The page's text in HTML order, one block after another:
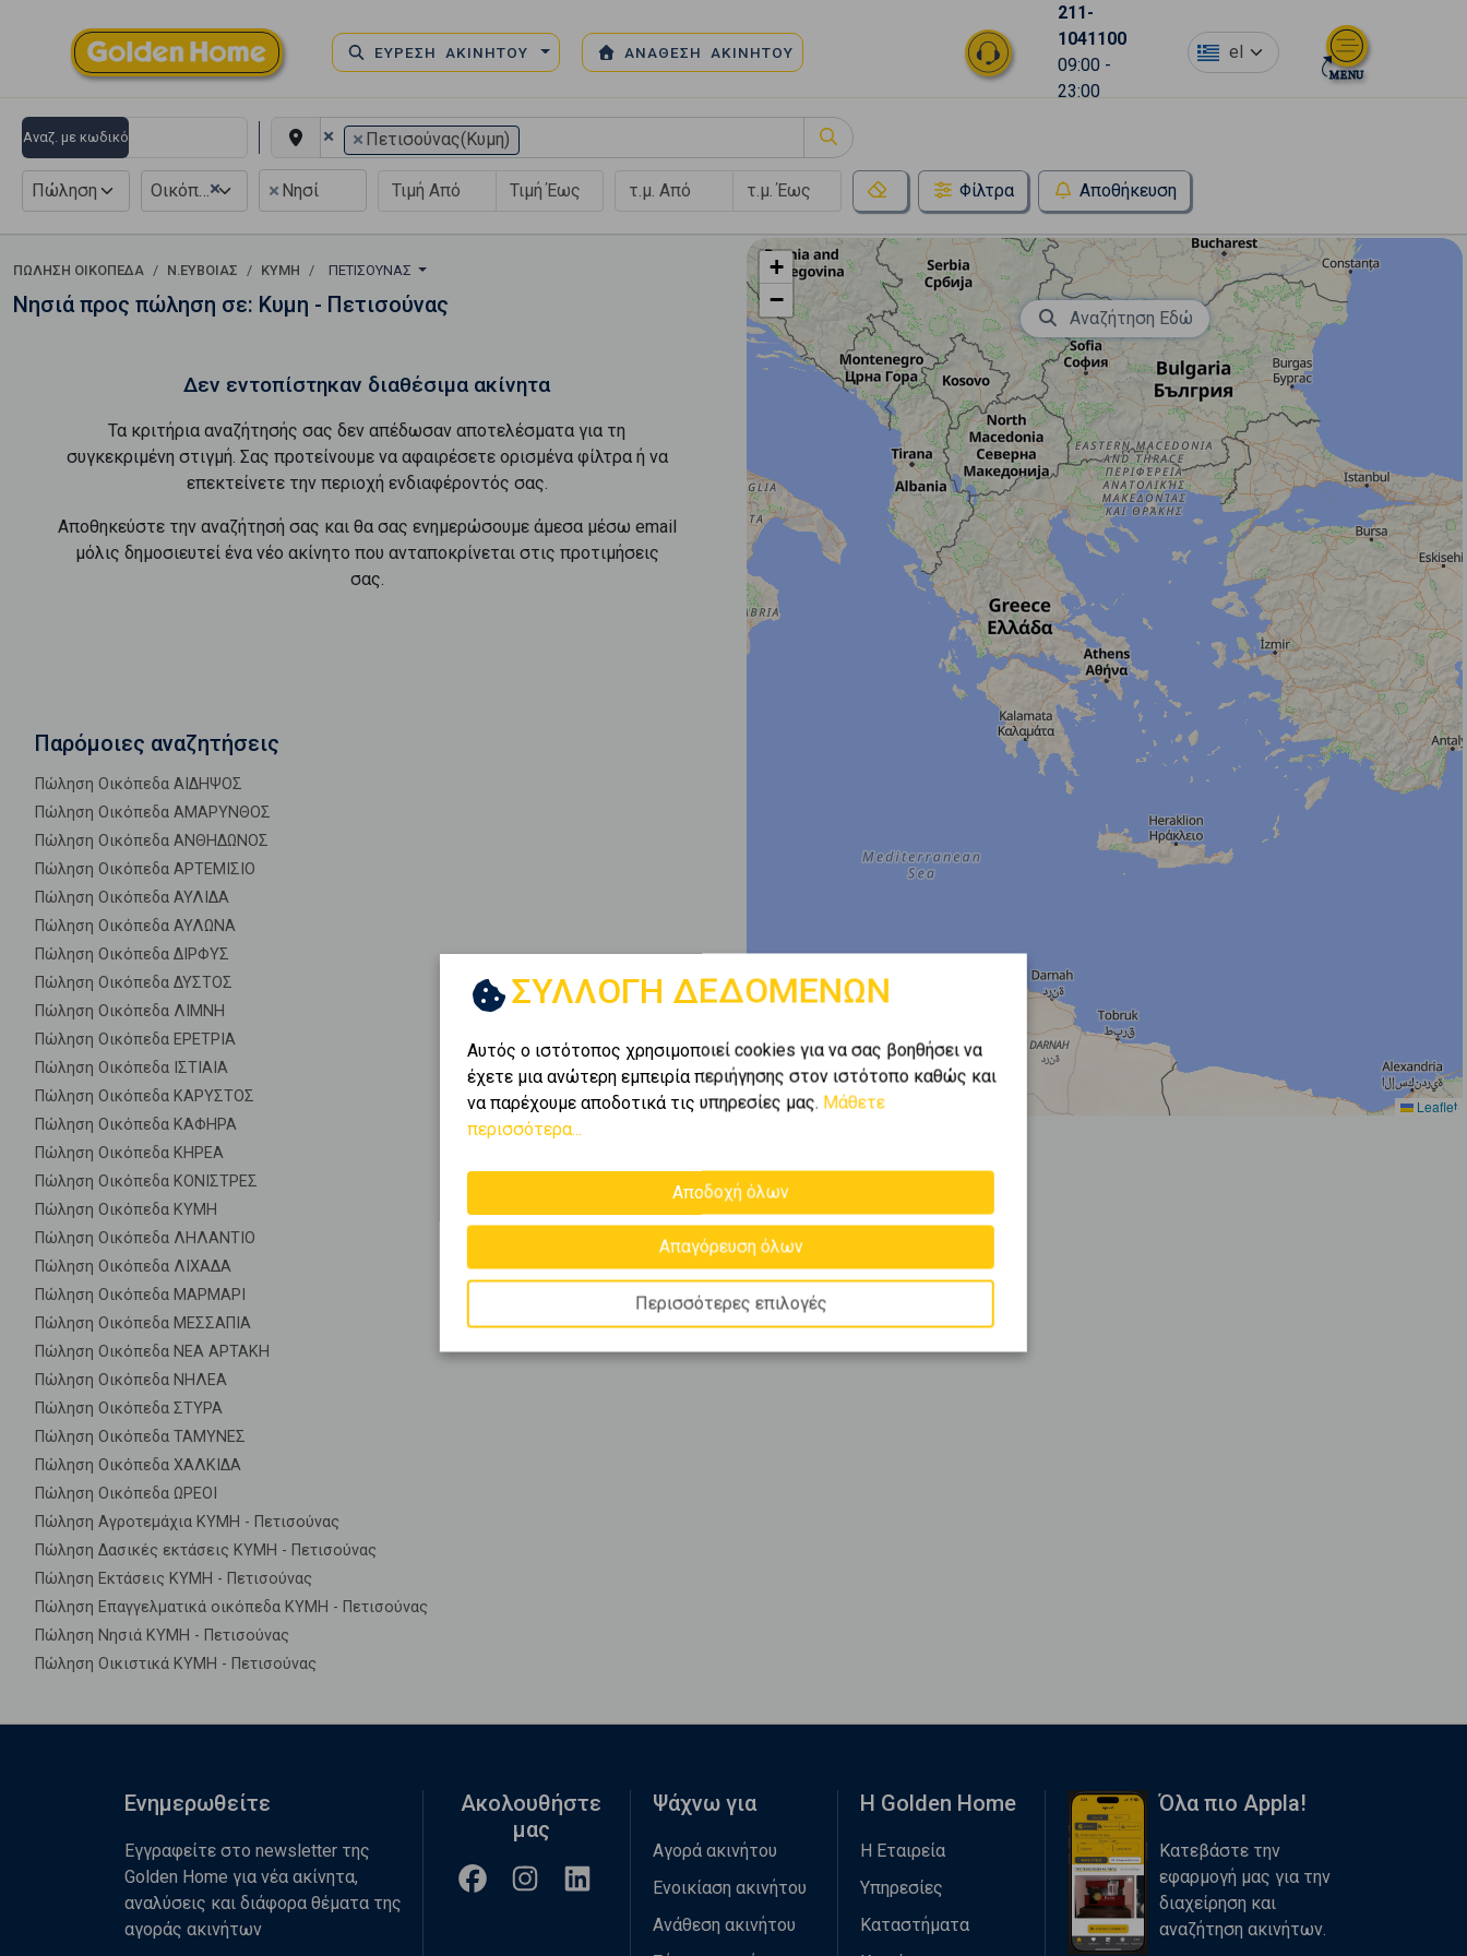
ΕΥΡΕΣΗ ΑΚΙΝΗΤΟΥ ΑΝΑΘΕΣΗ ΑΚΙΝΗΤΟΥ
211-
1041100
09:00 -
23:00
el
Αναζ. με κωδικό × × Πετισούνας(Κυμη)
Πώληση ×
Οικόπεδο × Νησί Φίλτρα Αποθήκευση
ΠΏΛΗΣΗ ΟΙΚΌΠΕΔΑ Ν.ΕΥΒΟΙΑΣ ΚΥΜΗ ΠΕΤΙΣΟΎΝΑΣ
Νησιά προς πώληση σε: Κυμη - Πετισούνας
Δεν εντοπίστηκαν διαθέσιμα ακίνητα
Τα κριτήρια αναζήτησής σας δεν απέδωσαν αποτελέσματα για τη
συγκεκριμένη στιγμή. Σας προτείνουμε να αφαιρέσετε ορισμένα φίλτρα ή να
επεκτείνετε την περιοχή ενδιαφέροντός σας.
Αποθηκεύστε την αναζήτησή σας και θα σας ενημερώσουμε άμεσα μέσω email
μόλις δημοσιευτεί ένα νέο ακίνητο που ανταποκρίνεται στις προτιμήσεις
σας.
Παρόμοιες αναζητήσεις
Πώληση Οικόπεδα ΑΙΔΗΨΟΣ
Πώληση Οικόπεδα ΑΜΑΡΥΝΘΟΣ
Πώληση Οικόπεδα ΑΝΘΗΔΩΝΟΣ
Πώληση Οικόπεδα ΑΡΤΕΜΙΣΙΟ
Πώληση Οικόπεδα ΑΥΛΙΔΑ
Πώληση Οικόπεδα ΑΥΛΩΝΑ
Πώληση Οικόπεδα ΔΙΡΦΥΣ
Πώληση Οικόπεδα ΔΥΣΤΟΣ
Πώληση Οικόπεδα ΛΙΜΝΗ
Πώληση Οικόπεδα ΕΡΕΤΡΙΑ
Πώληση Οικόπεδα ΙΣΤΙΑΙΑ
Πώληση Οικόπεδα ΚΑΡΥΣΤΟΣ
Πώληση Οικόπεδα ΚΑΦΗΡΑ
Πώληση Οικόπεδα ΚΗΡΕΑ
Πώληση Οικόπεδα ΚΟΝΙΣΤΡΕΣ
Πώληση Οικόπεδα ΚΥΜΗ
Πώληση Οικόπεδα ΛΗΛΑΝΤΙΟ
Πώληση Οικόπεδα ΛΙΧΑΔΑ
Πώληση Οικόπεδα ΜΑΡΜΑΡΙ
Πώληση Οικόπεδα ΜΕΣΣΑΠΙΑ
Πώληση Οικόπεδα ΝΕΑ ΑΡΤΑΚΗ
Πώληση Οικόπεδα ΝΗΛΕΑ
Πώληση Οικόπεδα ΣΤΥΡΑ
Πώληση Οικόπεδα ΤΑΜΥΝΕΣ
Πώληση Οικόπεδα ΧΑΛΚΙΔΑ
Πώληση Οικόπεδα ΩΡΕΟΙ
Πώληση Αγροτεμάχια ΚΥΜΗ - Πετισούνας
Πώληση Δασικές εκτάσεις ΚΥΜΗ - Πετισούνας
Πώληση Εκτάσεις ΚΥΜΗ - Πετισούνας
Πώληση Επαγγελματικά οικόπεδα ΚΥΜΗ - Πετισούνας
Πώληση Νησιά ΚΥΜΗ - Πετισούνας
Πώληση Οικιστικά ΚΥΜΗ - Πετισούνας
+
−
Leaflet
Αναζήτηση Εδώ
ΣΥΛΛΟΓΗ ΔΕΔΟΜΕΝΩΝ
Αυτός ο ιστότοπος χρησιμοποιεί cookies για να σας βοηθήσει να
έχετε μια ανώτερη εμπειρία περιήγησης στον ιστότοπο καθώς και
να παρέχουμε αποδοτικά τις υπηρεσίες μας. Μάθετε
περισσότερα...
Αποδοχή όλων
Απαγόρευση όλων
Περισσότερες επιλογές
Ενημερωθείτε
Εγγραφείτε στο newsletter της
Golden Home για νέα ακίνητα,
αναλύσεις και διάφορα θέματα της
αγοράς ακινήτων
Ακολουθήστε
μας
Ψάχνω για
Αγορά ακινήτου
Ενοικίαση ακινήτου
Ανάθεση ακινήτου
Η Golden Home
Η Εταιρεία
Υπηρεσίες
Καταστήματα
Όλα πιο Appla!
Κατεβάστε την
εφαρμογή μας για την
διαχείρηση και
αναζήτηση ακινήτων.